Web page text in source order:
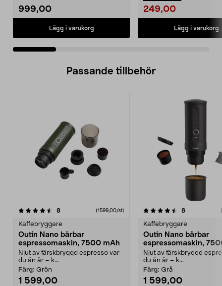
999,00
Lägg i varukorg
249,00
Lägg i varukorg
Passande tillbehör
8recensioner (1599,00/st)
Kaffebryggare
Outin Nano bärbar
espressomaskin, 7500 mAh
Njut av färskbryggd espresso var
du än är – k...
Färg: Grön
1 599,00
4.5av 5 stjärnor 8recensioner
Kaffebryggare
Outin Nano bärbar
espressomaskin,
Njut av färskbryggd
du än är – k...
Färg: Grå
1 599,00